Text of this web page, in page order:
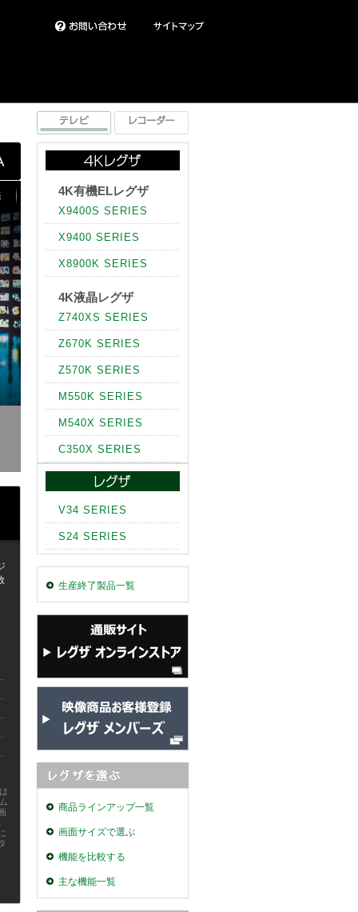
4K有機ELレグザ
X9400S SERIES
X9400 SERIES
X8900K SERIES
4K液晶レグザ
Z740XS SERIES
Z670K SERIES
Z570K SERIES
M550K SERIES
M540X SERIES
C350X SERIES
V34 SERIES
S24 SERIES
生産終了製品一覧
商品ラインアップ一覧
画面サイズで選ぶ
機能を比較する
主な機能一覧